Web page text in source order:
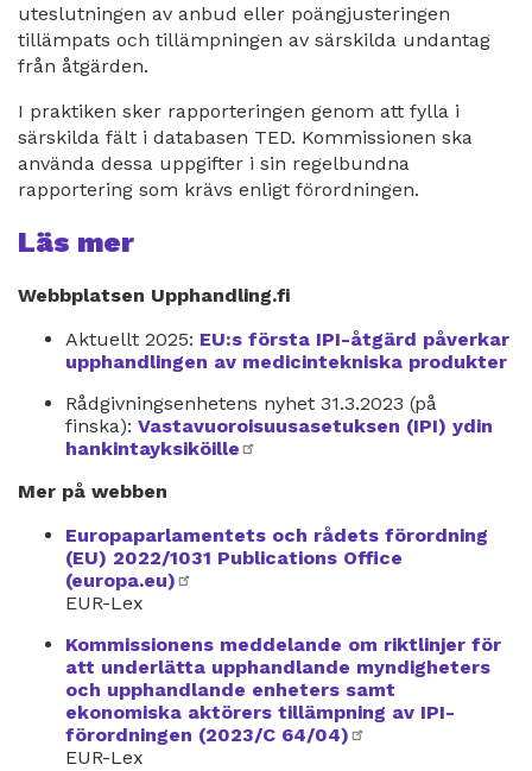
uteslutningen av anbud eller poängjusteringen
tillämpats och tillämpningen av särskilda undantag
från åtgärden.
I praktiken sker rapporteringen genom att fylla i
särskilda fält i databasen TED. Kommissionen ska
använda dessa uppgifter i sin regelbundna
rapportering som krävs enligt förordningen.
Läs mer
Webbplatsen Upphandling.fi
Aktuellt 2025: EU:s första IPI-åtgärd påverkar
upphandlingen av medicintekniska produkter
Rådgivningsenhetens nyhet 31.3.2023 (på
finska): Vastavuoroisuusasetuksen (IPI) ydin
hankintayksiköille
Mer på webben
Europaparlamentets och rådets förordning
(EU) 2022/1031 Publications Office
(europa.eu)
EUR-Lex
Kommissionens meddelande om riktlinjer för
att underlätta upphandlande myndigheters
och upphandlande enheters samt
ekonomiska aktörers tillämpning av IPI-
förordningen (2023/C 64/04)
EUR-Lex